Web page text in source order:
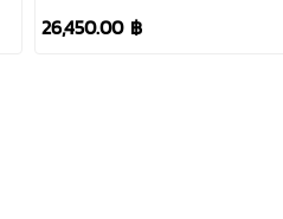
C150VT 2HP 380V ท่อ
1.1/2"x 1.1/2"
26,450.00 ฿